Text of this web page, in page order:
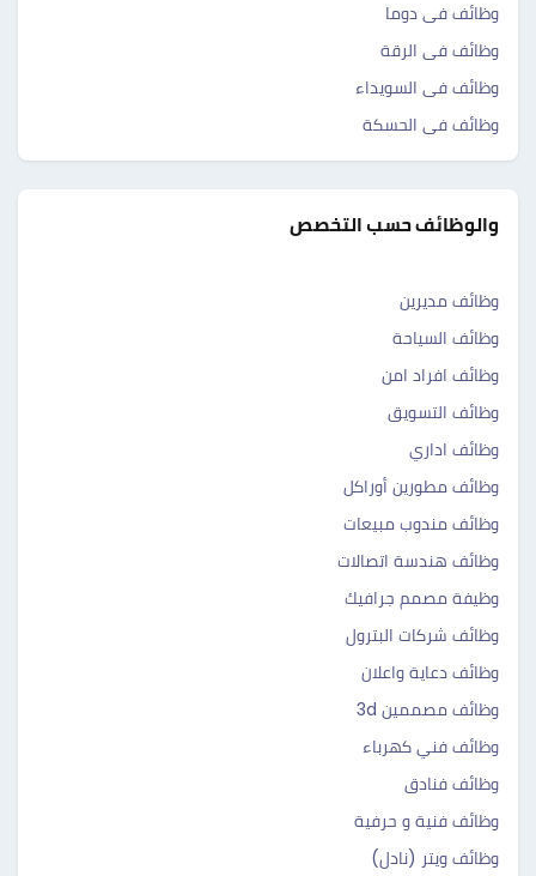
وظائف فى دوما
وظائف فى الرقة
وظائف فى السويداء
وظائف فى الحسكة
والوظائف حسب التخصص
وظائف مديرين
وظائف السياحة
وظائف افراد امن
وظائف التسويق
وظائف اداري
وظائف مطورين أوراكل
وظائف مندوب مبيعات
وظائف هندسة اتصالات
وظيفة مصمم جرافيك
وظائف شركات البترول
وظائف دعاية واعلان
وظائف مصممين 3d
وظائف فني كهرباء
وظائف فنادق
وظائف فنية و حرفية
وظائف ويتر (نادل)